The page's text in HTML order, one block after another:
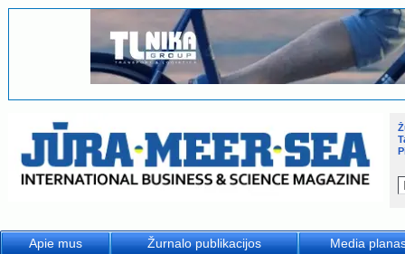
Apie mus Žurnalo publikacijos Media